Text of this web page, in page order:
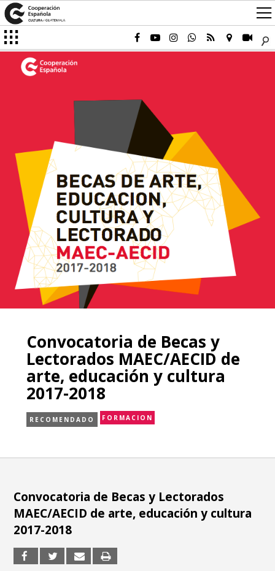
Convocatoria de Becas y
Lectorados MAEC/AECID de
arte, educación y cultura
2017-2018
RECOMENDADO FORMACION
Convocatoria de Becas y Lectorados
MAEC/AECID de arte, educación y cultura
2017-2018